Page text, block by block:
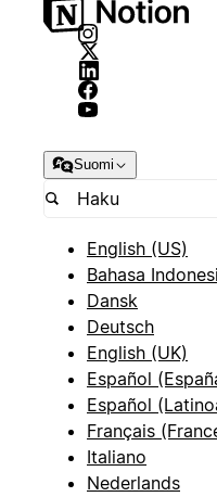
Suomi
English (US)
Bahasa
Dansk
Deutsch
English (UK)
Español
Español
Français
Italiano
Nederlands